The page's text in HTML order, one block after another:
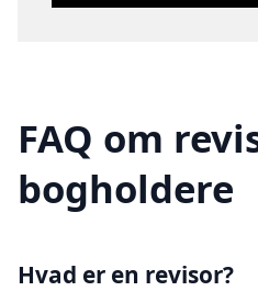
FAQ om
bogholdere
Hvad er en revisor?